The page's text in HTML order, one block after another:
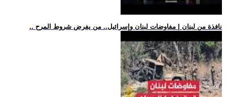
.. نافذة من لبنان | مفاوضات لبنان وإسرائيل.. من يفرض شروط المرح